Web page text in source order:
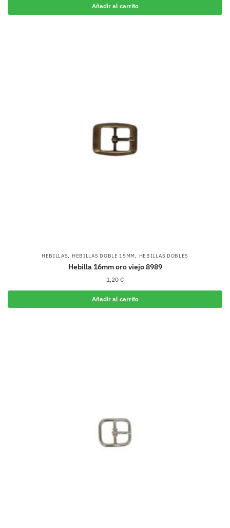
Añadir al carrito
HEBILLAS, HEBILLAS DOBLE 15MM, HEBILLAS DOBLES
Hebilla 16mm oro viejo 8989
1,20 €
Añadir al carrito